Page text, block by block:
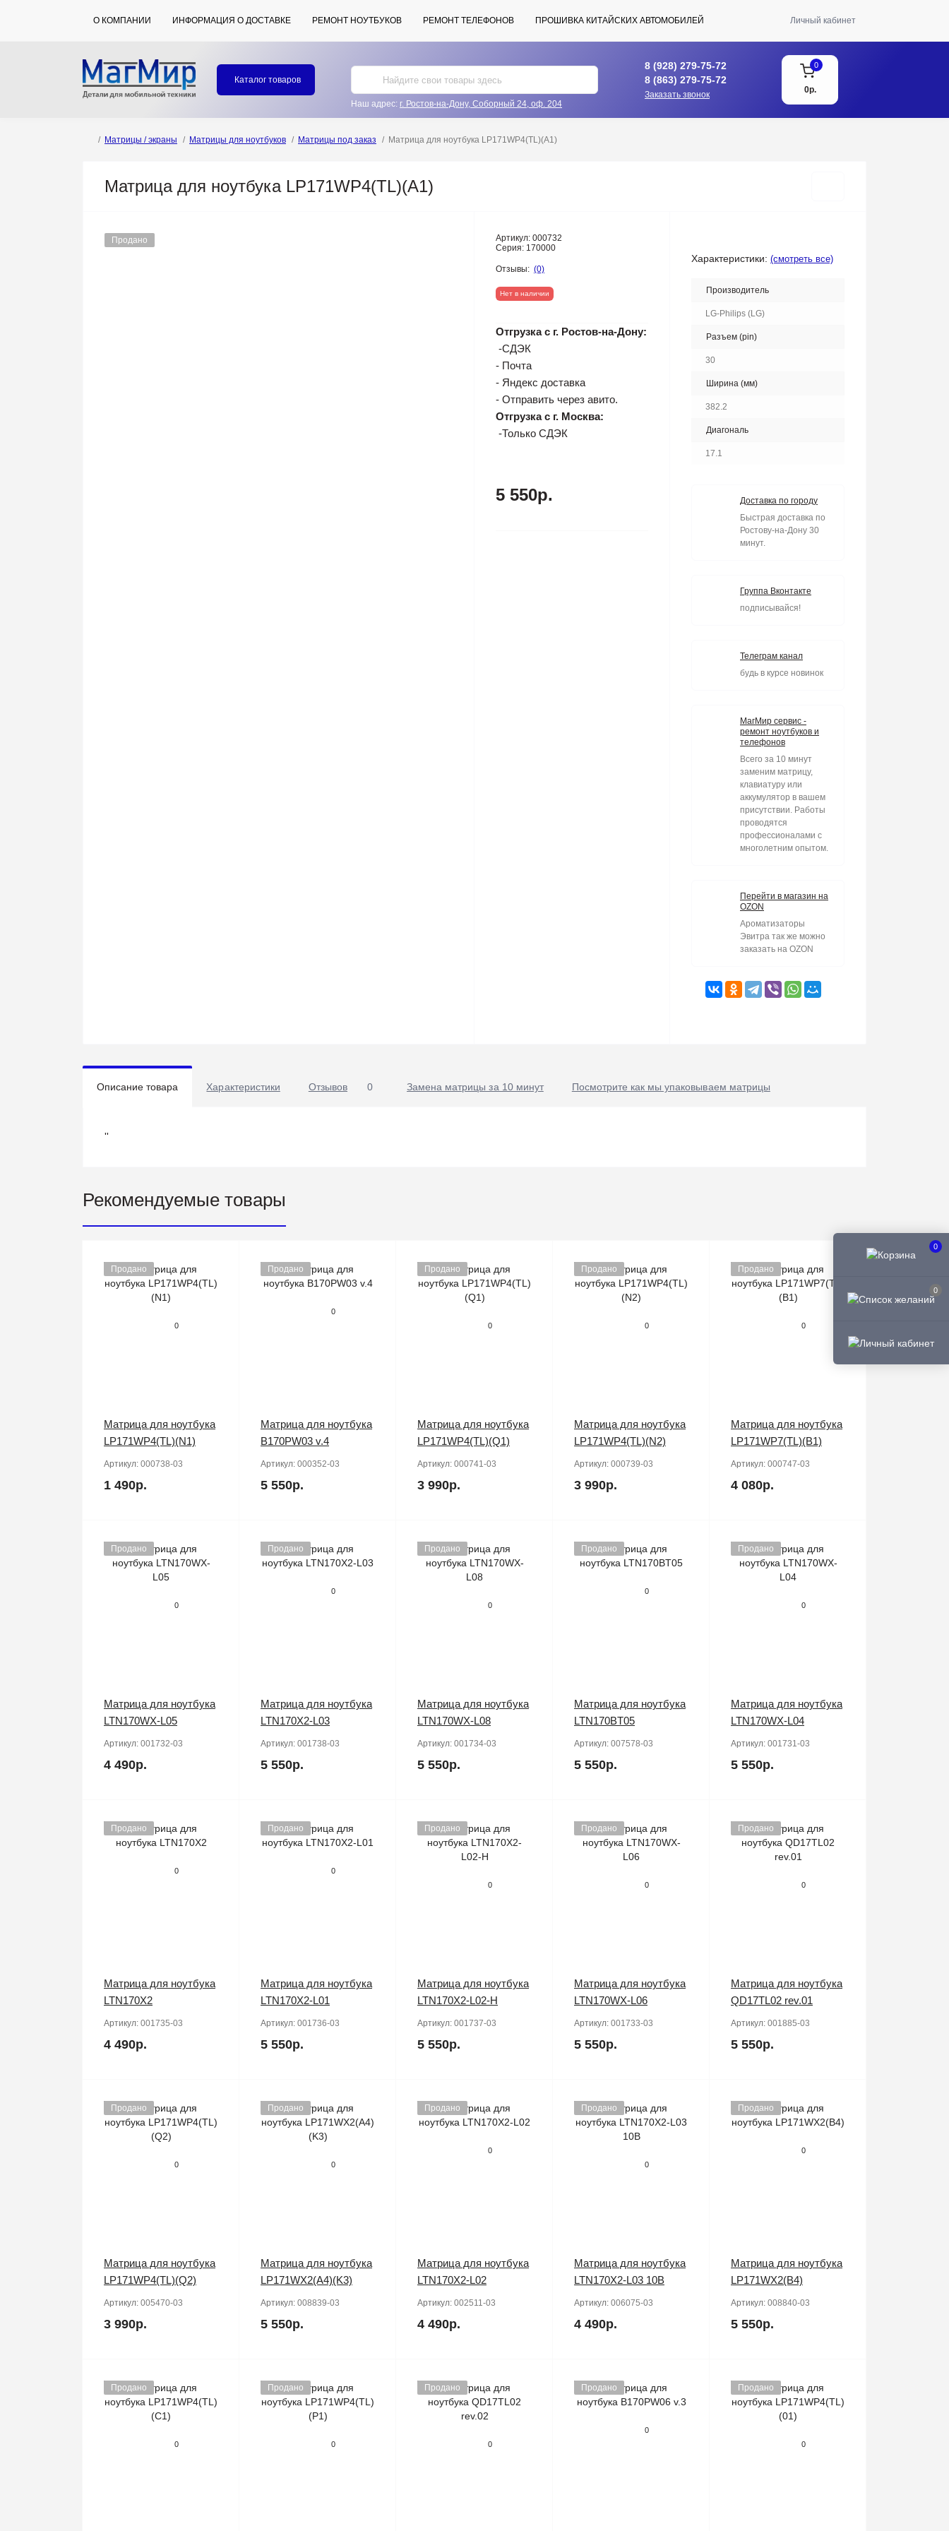
0
0
О КОМПАНИИ ИНФОРМАЦИЯ О ДОСТАВКЕ РЕМОНТ НОУТБУКОВ РЕМОНТ ТЕЛЕФОНОВ ПРОШИВКА КИТАЙСКИХ АВТОМОБИЛЕЙ Личный кабинет
Каталог товаров
Наш адрес: г. Ростов-на-Дону, Соборный 24, оф. 204
8 (928) 279-75-72
8 (863) 279-75-72
Заказать звонок
0
0р.
Матрицы / экраны Матрицы для ноутбуков Матрицы под заказ Матрица для ноутбука LP171WP4(TL)(A1)
Матрица для ноутбука LP171WP4(TL)(A1)
Продано Артикул: 000732
Серия: 170000
Отзывы: (0)
Нет в наличии
Отгрузка с г. Ростов-на-Дону:
-СДЭК
- Почта
- Яндекс доставка
- Отправить через авито.
Отгрузка с г. Москва:
-Только СДЭК
5 550р.
Характеристики: (смотреть все)
Производитель
LG-Philips (LG)
Разъем (pin)
30
Ширина (мм)
382.2
Диагональ
17.1
Доставка по городу
Быстрая доставка по
Ростову-на-Дону 30
минут.
Группа Вконтакте
подписывайся!
Телеграм канал
будь в курсе новинок
МагМир сервис -
ремонт ноутбуков и
телефонов
Всего за 10 минут
заменим матрицу,
клавиатуру или
аккумулятор в вашем
присутствии. Работы
проводятся
профессионалами с
многолетним опытом.
Перейти в магазин на
OZON
Ароматизаторы
Эвитра так же можно
заказать на OZON
Описание товара Характеристики Отзывов 0 Замена матрицы за 10 минут Посмотрите как мы упаковываем матрицы
''
Рекомендуемые товары
Продано
0
Матрица для ноутбука
LP171WP4(TL)(N1)
Артикул: 000738-03
1 490р.
Продано
0
Матрица для ноутбука
B170PW03 v.4
Артикул: 000352-03
5 550р.
Продано
0
Матрица для ноутбука
LP171WP4(TL)(Q1)
Артикул: 000741-03
3 990р.
Продано
0
Матрица для ноутбука
LP171WP4(TL)(N2)
Артикул: 000739-03
3 990р.
Продано
0
Матрица для ноутбука
LP171WP7(TL)(B1)
Артикул: 000747-03
4 080р.
Продано
0
Матрица для ноутбука
LTN170WX-L05
Артикул: 001732-03
4 490р.
Продано
0
Матрица для ноутбука
LTN170X2-L03
Артикул: 001738-03
5 550р.
Продано
0
Матрица для ноутбука
LTN170WX-L08
Артикул: 001734-03
5 550р.
Продано
0
Матрица для ноутбука
LTN170BT05
Артикул: 007578-03
5 550р.
Продано
0
Матрица для ноутбука
LTN170WX-L04
Артикул: 001731-03
5 550р.
Продано
0
Матрица для ноутбука
LTN170X2
Артикул: 001735-03
4 490р.
Продано
0
Матрица для ноутбука
LTN170X2-L01
Артикул: 001736-03
5 550р.
Продано
0
Матрица для ноутбука
LTN170X2-L02-H
Артикул: 001737-03
5 550р.
Продано
0
Матрица для ноутбука
LTN170WX-L06
Артикул: 001733-03
5 550р.
Продано
0
Матрица для ноутбука
QD17TL02 rev.01
Артикул: 001885-03
5 550р.
Продано
0
Матрица для ноутбука
LP171WP4(TL)(Q2)
Артикул: 005470-03
3 990р.
Продано
0
Матрица для ноутбука
LP171WX2(A4)(K3)
Артикул: 008839-03
5 550р.
Продано
0
Матрица для ноутбука
LTN170X2-L02
Артикул: 002511-03
4 490р.
Продано
0
Матрица для ноутбука
LTN170X2-L03 10B
Артикул: 006075-03
4 490р.
Продано
0
Матрица для ноутбука
LP171WX2(B4)
Артикул: 008840-03
5 550р.
Продано
0
Продано
0
Продано
0
Продано
0
Продано
0